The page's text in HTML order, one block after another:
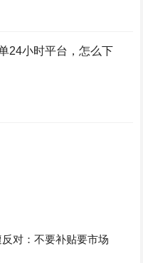
24小时平台，怎么下
对：不要补贴要市场